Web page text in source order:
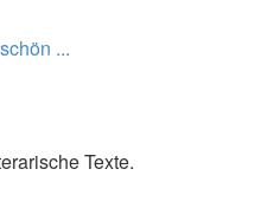
...
Texte.